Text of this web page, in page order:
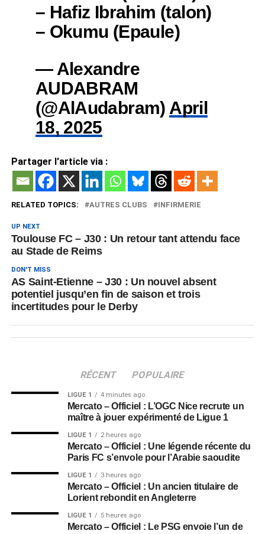
– Hafiz Ibrahim (talon)
– Okumu (Epaule)
— Alexandre
AUDABRAM
(@AlAudabram) April
18, 2025
Partager l'article via :
RELATED TOPICS: AUTRES CLUBS INFIRMERIE
UP NEXT
Toulouse FC – J30 : Un retour tant attendu face
au Stade de Reims
DON'T MISS
AS Saint-Etienne – J30 : Un nouvel absent
potentiel jusqu’en fin de saison et trois
incertitudes pour le Derby
RÉCENT POPULAIRE
LIGUE 1 4 minutes ago
Mercato – Officiel : L’OGC Nice recrute un
maître à jouer expérimenté de Ligue 1
LIGUE 1 2 heures ago
Mercato – Officiel : Une légende récente du
Paris FC s’envole pour l’Arabie saoudite
LIGUE 1 3 heures ago
Mercato – Officiel : Un ancien titulaire de
Lorient rebondit en Angleterre
LIGUE 1 5 heures ago
Mercato – Officiel : Le PSG envoie l’un de